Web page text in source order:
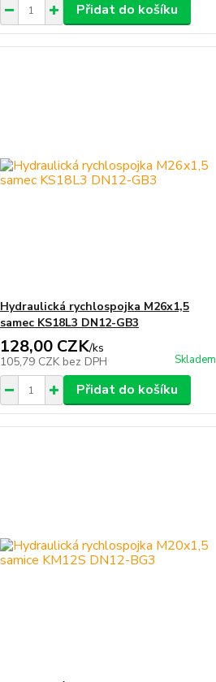
Přidat do košíku
Hydraulická rychlospojka M26x1,5
samec KS18L3 DN12-GB3
128,00 CZK/ks
105,79 CZK bez DPH Skladem
Přidat do košíku